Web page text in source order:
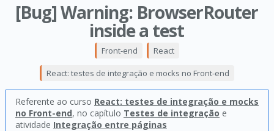
[Bug] Warning: BrowserRouter
inside a test
Front-end React
React: testes de integração e mocks no Front-end
Referente ao curso React: testes de integração e mocks
no Front-end, no capítulo Testes de integração e
atividade Integração entre páginas